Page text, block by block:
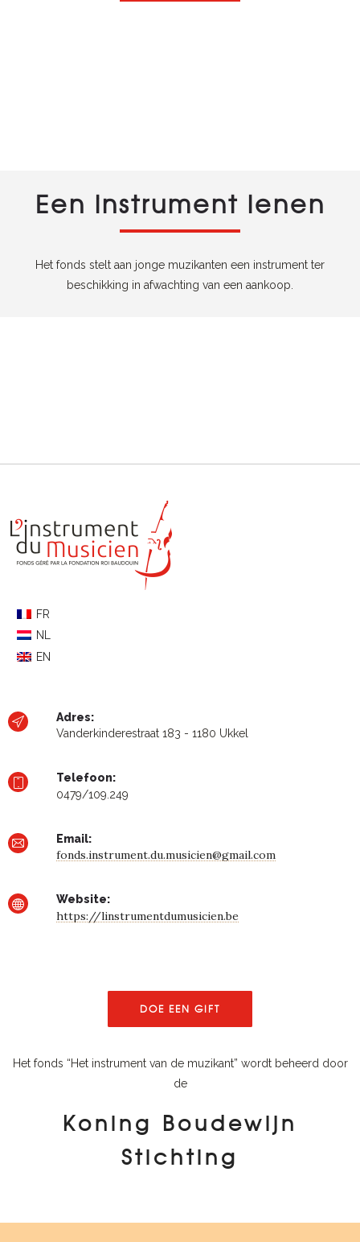
Een instrument lenen
Het fonds stelt aan jonge muzikanten een instrument ter
beschikking in afwachting van een aankoop.
FR
NL
EN
Adres:
Vanderkinderestraat 183 - 1180 Ukkel
Telefoon:
0479/109.249
Email:
fonds.instrument.du.musicien@gmail.com
Website:
https://linstrumentdumusicien.be
DOE EEN GIFT
Het fonds “Het instrument van de muzikant” wordt beheerd door
de
Koning Boudewijn
Stichting